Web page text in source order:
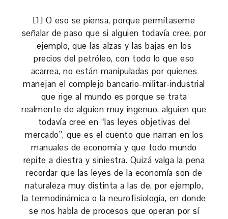
[1] O eso se piensa, porque permítaseme
señalar de paso que si alguien todavía cree, por
ejemplo, que las alzas y las bajas en los
precios del petróleo, con todo lo que eso
acarrea, no están manipuladas por quienes
manejan el complejo bancario-militar-industrial
que rige al mundo es porque se trata
realmente de alguien muy ingenuo, alguien que
todavía cree en “las leyes objetivas del
mercado”, que es el cuento que narran en los
manuales de economía y que todo mundo
repite a diestra y siniestra. Quizá valga la pena
recordar que las leyes de la economía son de
naturaleza muy distinta a las de, por ejemplo,
la termodinámica o la neurofisiología, en donde
se nos habla de procesos que operan por sí